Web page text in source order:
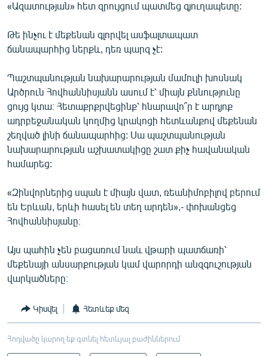
«Ազատության» հետ զրույցում պատմեց գյուղապետը:
Թե ինչու է մեքենան գլորվել ասֆալտապատ
ճանապարհից ներքև, դեռ պարզ չէ:
Պաշտպանության նախարարության մամուլի խոսնակ
Արծրուն Հովհաննիսյանն ասում է՝ միայն քննությունը
ցույց կտա։ Հետաքրքրվեցինք՝ հնարավո՞ր է արդյոք
ադրբեջանական կողմից կրակոցի հետևանքով մեքենան
շեղված լինի ճանապարհից: Սա պաշտպանության
նախարարության աշխատակիցը շատ քիչ հավանական
համարեց:
«Զինվորներից սպան է միայն վատ, ռեանիմոբիլով բերում
են Երևան, երևի հասել են տեղ արդեն»,- փոխանցեց
Հովհաննիսյանը։
Այս պահին չեն բացառում նաև վթարի պատճառի՝
մեքենայի անսարքության կամ վարորդի անզգուշության
վարկածները։
Կիսվել Հետևեք մեզ
Հոդվածը կարող եք գտնել հետևյալ բաժիններում